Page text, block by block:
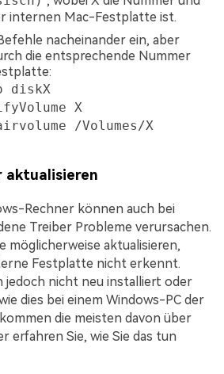
internen Mac-Festplatte ist.
nacheinander ein, aber
die entsprechende Nummer
X
/Volumes/X
aktualisieren
Rechner können auch bei
Treiber Probleme verursachen.
möglicherweise aktualisieren,
Festplatte nicht erkennt.
jedoch nicht neu installiert oder
dies bei einem Windows-PC der
die meisten davon über
erfahren Sie, wie Sie das tun